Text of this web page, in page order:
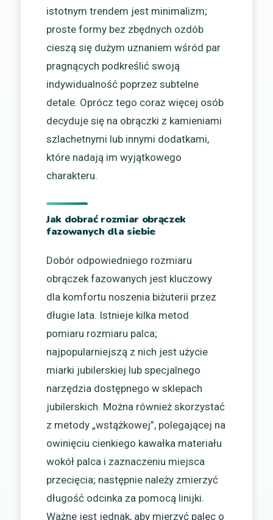
istotnym trendem jest minimalizm;
proste formy bez zbędnych ozdób
cieszą się dużym uznaniem wśród par
pragnących podkreślić swoją
indywidualność poprzez subtelne
detale. Oprócz tego coraz więcej osób
decyduje się na obrączki z kamieniami
szlachetnymi lub innymi dodatkami,
które nadają im wyjątkowego
charakteru.
Jak dobrać rozmiar obrączek
fazowanych dla siebie
Dobór odpowiedniego rozmiaru
obrączek fazowanych jest kluczowy
dla komfortu noszenia biżuterii przez
długie lata. Istnieje kilka metod
pomiaru rozmiaru palca;
najpopularniejszą z nich jest użycie
miarki jubilerskiej lub specjalnego
narzędzia dostępnego w sklepach
jubilerskich. Można również skorzystać
z metody „wstążkowej”, polegającej na
owinięciu cienkiego kawałka materiału
wokół palca i zaznaczeniu miejsca
przecięcia; następnie należy zmierzyć
długość odcinka za pomocą linijki.
Ważne jest jednak, aby mierzyć palec o